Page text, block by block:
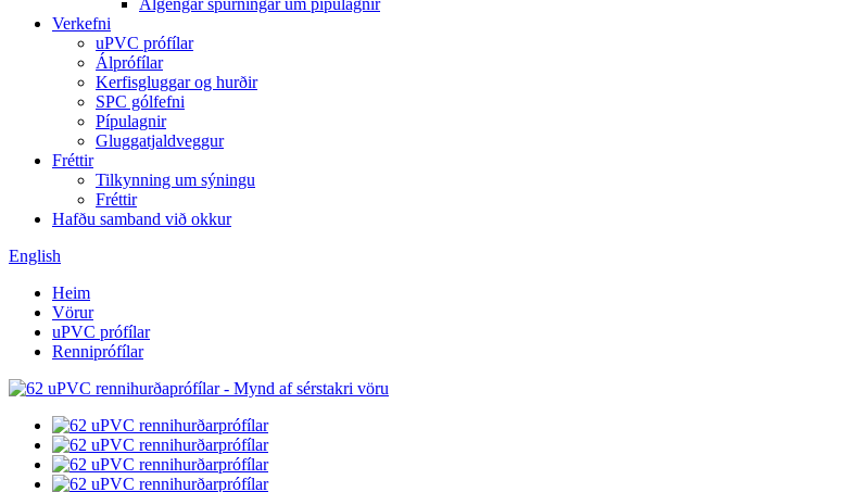
Algengar spurningar um pípulagnir
Verkefni
uPVC prófílar
Álprófílar
Kerfisgluggar og hurðir
SPC gólfefni
Pípulagnir
Gluggatjaldveggur
Fréttir
Tilkynning um sýningu
Fréttir
Hafðu samband við okkur
English
Heim
Vörur
uPVC prófílar
Renniprófílar